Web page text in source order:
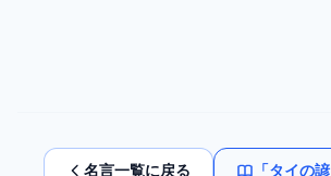
名言一覧に戻る 「タイの諺